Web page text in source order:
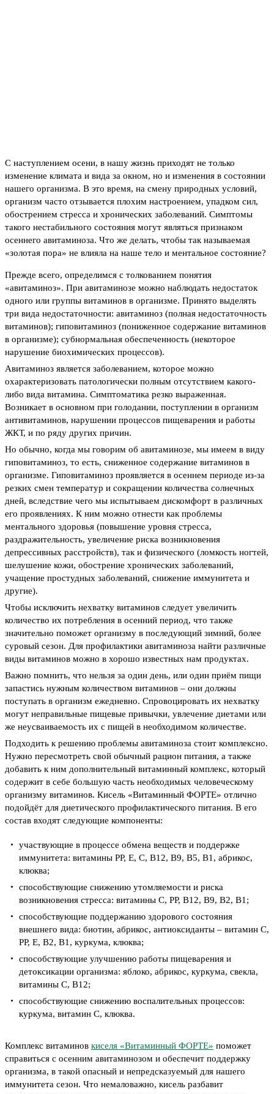
С наступлением осени, в нашу жизнь приходят не только
изменение климата и вида за окном, но и изменения в состоянии
нашего организма. В это время, на смену природных условий,
организм часто отзывается плохим настроением, упадком сил,
обострением стресса и хронических заболеваний. Симптомы
такого нестабильного состояния могут являться признаком
осеннего авитаминоза. Что же делать, чтобы так называемая
«золотая пора» не влияла на наше тело и ментальное состояние?
Прежде всего, определимся с толкованием понятия
«авитаминоз». При авитаминозе можно наблюдать недостаток
одного или группы витаминов в организме. Принято выделять
три вида недостаточности: авитаминоз (полная недостаточность
витаминов); гиповитаминоз (пониженное содержание витаминов
в организме); субнормальная обеспеченность (некоторое
нарушение биохимических процессов).
Авитаминоз является заболеванием, которое можно
охарактеризовать патологически полным отсутствием какого-
либо вида витамина. Симптоматика резко выраженная.
Возникает в основном при голодании, поступлении в организм
антивитаминов, нарушении процессов пищеварения и работы
ЖКТ, и по ряду других причин.
Но обычно, когда мы говорим об авитаминозе, мы имеем в виду
гиповитаминоз, то есть, сниженное содержание витаминов в
организме. Гиповитаминоз проявляется в осеннем периоде из-за
резких смен температур и сокращении количества солнечных
дней, вследствие чего мы испытываем дискомфорт в различных
его проявлениях. К ним можно отнести как проблемы
ментального здоровья (повышение уровня стресса,
раздражительность, увеличение риска возникновения
депрессивных расстройств), так и физического (ломкость ногтей,
шелушение кожи, обострение хронических заболеваний,
учащение простудных заболеваний, снижение иммунитета и
другие).
Чтобы исключить нехватку витаминов следует увеличить
количество их потребления в осенний период, что также
значительно поможет организму в последующий зимний, более
суровый сезон. Для профилактики авитаминоза найти различные
виды витаминов можно в хорошо известных нам продуктах.
Важно помнить, что нельзя за один день, или один приём пищи
запастись нужным количеством витаминов – они должны
поступать в организм ежедневно. Спровоцировать их нехватку
могут неправильные пищевые привычки, увлечение диетами или
же неусваиваемость их с пищей в необходимом количестве.
Подходить к решению проблемы авитаминоза стоит комплексно.
Нужно пересмотреть свой обычный рацион питания, а также
добавить к ним дополнительный витаминный комплекс, который
содержит в себе большую часть необходимых человеческому
организму витаминов. Кисель «Витаминный ФОРТЕ» отлично
подойдёт для диетического профилактического питания. В его
состав входят следующие компоненты:
участвующие в процессе обмена веществ и поддержке
иммунитета: витамины РР, Е, С, В12, В9, В5, В1, абрикос,
клюква;
способствующие снижению утомляемости и риска
возникновения стресса: витамины С, РР, В12, В9, В2, В1;
способствующие поддержанию здорового состояния
внешнего вида: биотин, абрикос, антиоксиданты – витамин С,
РР, Е, В2, В1, куркума, клюква;
способствующие улучшению работы пищеварения и
детоксикации организма: яблоко, абрикос, куркума, свекла,
витамины С, В12;
способствующие снижению воспалительных процессов:
куркума, витамин С, клюква.
Комплекс витаминов киселя «Витаминный ФОРТЕ» поможет
справиться с осенним авитаминозом и обеспечит поддержку
организма, в такой опасный и непредсказуемый для нашего
иммунитета сезон. Что немаловажно, кисель разбавит